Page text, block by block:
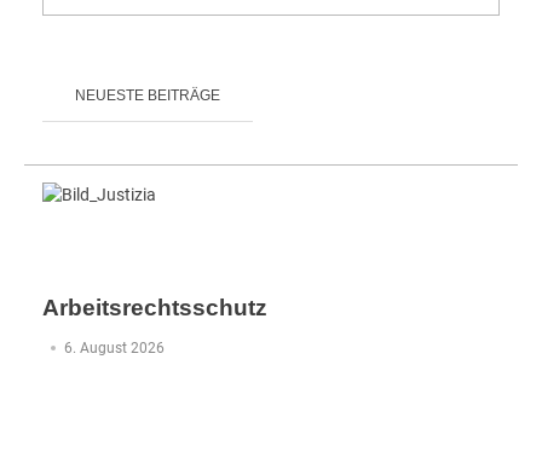
NEUESTE BEITRÄGE
Arbeitsrechtsschutz
6. August 2026